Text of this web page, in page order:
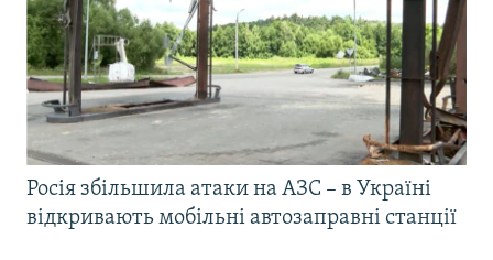
Росія збільшила атаки на АЗС – в Україні
відкривають мобільні автозаправні станції